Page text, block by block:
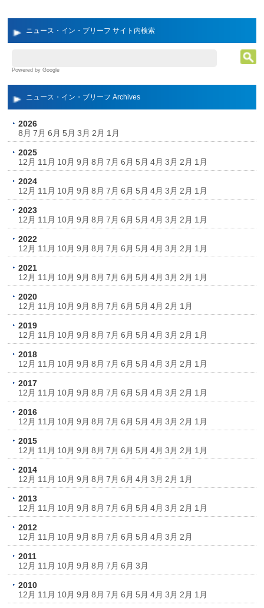
ニュース・イン・ブリーフ サイト内検索
Powered by Google
ニュース・イン・ブリーフ Archives
2026
8月 7月 6月 5月 3月 2月 1月
2025
12月 11月 10月 9月 8月 7月 6月 5月 4月 3月 2月 1月
2024
12月 11月 10月 9月 8月 7月 6月 5月 4月 3月 2月 1月
2023
12月 11月 10月 9月 8月 7月 6月 5月 4月 3月 2月 1月
2022
12月 11月 10月 9月 8月 7月 6月 5月 4月 3月 2月 1月
2021
12月 11月 10月 9月 8月 7月 6月 5月 4月 3月 2月 1月
2020
12月 11月 10月 9月 8月 7月 6月 5月 4月 2月 1月
2019
12月 11月 10月 9月 8月 7月 6月 5月 4月 3月 2月 1月
2018
12月 11月 10月 9月 8月 7月 6月 5月 4月 3月 2月 1月
2017
12月 11月 10月 9月 8月 7月 6月 5月 4月 3月 2月 1月
2016
12月 11月 10月 9月 8月 7月 6月 5月 4月 3月 2月 1月
2015
12月 11月 10月 9月 8月 7月 6月 5月 4月 3月 2月 1月
2014
12月 11月 10月 9月 8月 7月 6月 4月 3月 2月 1月
2013
12月 11月 10月 9月 8月 7月 6月 5月 4月 3月 2月 1月
2012
12月 11月 10月 9月 8月 7月 6月 5月 4月 3月 2月
2011
12月 11月 10月 9月 8月 7月 6月 3月
2010
12月 11月 10月 9月 8月 7月 6月 5月 4月 3月 2月 1月